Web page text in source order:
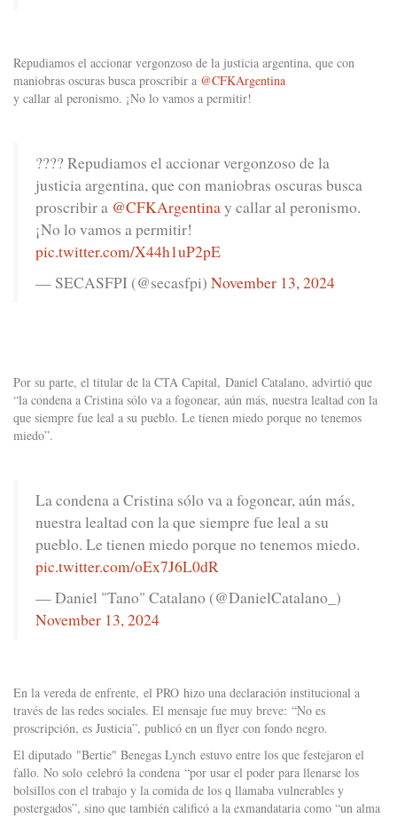
Repudiamos el accionar vergonzoso de la justicia argentina, que con
maniobras oscuras busca proscribir a @CFKArgentina
y callar al peronismo. ¡No lo vamos a permitir!
???? Repudiamos el accionar vergonzoso de la
justicia argentina, que con maniobras oscuras busca
proscribir a @CFKArgentinay callar al peronismo.
¡No lo vamos a permitir!
pic.twitter.com/X44h1uP2pE
— SECASFPI (@secasfpi) November 13, 2024
Por su parte, el titular de la CTA Capital, Daniel Catalano, advirtió que
“la condena a Cristina sólo va a fogonear, aún más, nuestra lealtad con la
que siempre fue leal a su pueblo. Le tienen miedo porque no tenemos
miedo”.
La condena a Cristina sólo va a fogonear, aún más,
nuestra lealtad con la que siempre fue leal a su
pueblo. Le tienen miedo porque no tenemos miedo.
pic.twitter.com/oEx7J6L0dR
— Daniel "Tano" Catalano (@DanielCatalano_)
November 13, 2024
En la vereda de enfrente, el PRO hizo una declaración institucional a
través de las redes sociales. El mensaje fue muy breve: “No es
proscripción, es Justicia”, publicó en un flyer con fondo negro.
El diputado "Bertie" Benegas Lynch estuvo entre los que festejaron el
fallo. No solo celebró la condena “por usar el poder para llenarse los
bolsillos con el trabajo y la comida de los q llamaba vulnerables y
postergados”, sino que también calificó a la exmandataria como “un alma